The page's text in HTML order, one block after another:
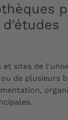
et sites de
de plusieurs